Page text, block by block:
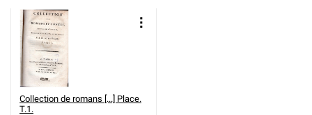
Collection de romans [...] Place.
T.1.